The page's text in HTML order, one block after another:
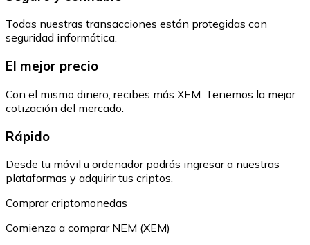
Todas nuestras transacciones están protegidas con
seguridad informática.
El mejor precio
Con el mismo dinero, recibes más XEM. Tenemos la mejor
cotización del mercado.
Rápido
Desde tu móvil u ordenador podrás ingresar a nuestras
plataformas y adquirir tus criptos.
Comprar criptomonedas
Comienza a comprar NEM (XEM)